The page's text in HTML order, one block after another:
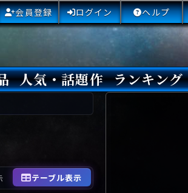
会員登録 ログイン ヘルプ
人気・話題作 ランキング
テーブル表示